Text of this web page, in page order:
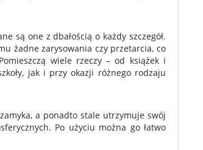
są one z dbałością o każdy szczegół.
żadne zarysowania czy przetarcia, co
wiele rzeczy – od książek i
jak i przy okazji różnego rodzaju
a ponadto stale utrzymuje swój
Po użyciu można go łatwo